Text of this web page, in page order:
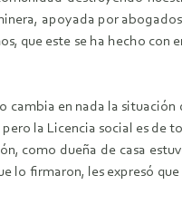
apoyada por
que este se ha hecho con
cambia en nada la
la Licencia social es
como dueña de casa
lo firmaron, les expresó